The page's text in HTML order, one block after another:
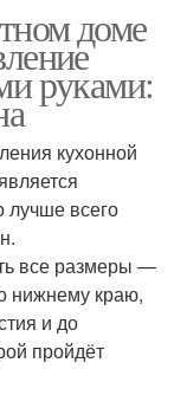
доме
руками:
кухонной
лучше всего
все размеры —
нижнему краю,
и до
пройдёт